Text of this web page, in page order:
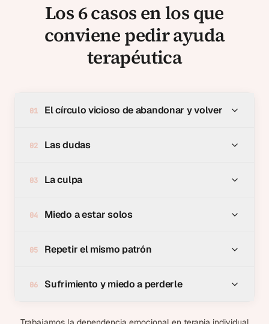
Los 6 casos en los que
conviene pedir ayuda
terapéutica
01 El círculo vicioso de abandonar y volver
02 Las dudas
03 La culpa
04 Miedo a estar solos
05 Repetir el mismo patrón
06 Sufrimiento y miedo a perderle